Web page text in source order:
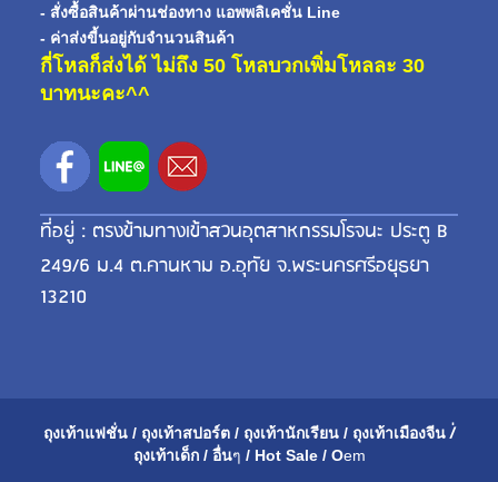
- สั่งซื้อสินค้าผ่านช่องทาง แอพพลิเคชั่น Line
- ค่าส่งขี้นอยู่กับจำนวนสินค้า
กี่โหลก็ส่งได้ ไม่ถึง 50 โหลบวกเพิ่มโหลละ 30
บาทนะคะ^^
ที่อยู่ : ตรงข้ามทางเข้าสวนอุตสาหกรรมโรจนะ ประตู B
249/6 ม.4 ต.คานหาม อ.อุทัย จ.พระนครศรีอยุธยา
13210
ถุงเท้าแฟชั่น / ถุงเท้าสปอร์ต / ถุงเท้านักเรียน / ถุงเท้าเมืองจีน /่
ถุงเท้าเด็ก / อื่นๆ / Hot Sale / Oem